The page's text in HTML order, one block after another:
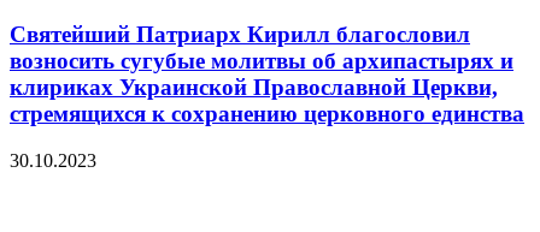
Святейший Патриарх Кирилл благословил
возносить сугубые молитвы об архипастырях и
клириках Украинской Православной Церкви,
стремящихся к сохранению церковного единства
30.10.2023